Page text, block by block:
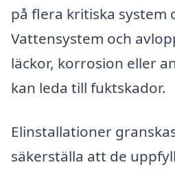
på flera kritiska system
Vattensystem och
läckor, korrosion eller
kan leda till fuktskador.
Elinstallationer
säkerställa att de